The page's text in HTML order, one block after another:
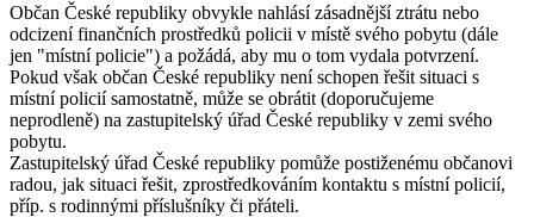
Občan České republiky obvykle nahlásí zásadnější ztrátu nebo
odcizení finančních prostředků policii v místě svého pobytu (dále
jen "místní policie") a požádá, aby mu o tom vydala potvrzení.
Pokud však občan České republiky není schopen řešit situaci s
místní policií samostatně, může se obrátit (doporučujeme
neprodleně) na zastupitelský úřad České republiky v zemi svého
pobytu.
Zastupitelský úřad České republiky pomůže postiženému občanovi
radou, jak situaci řešit, zprostředkováním kontaktu s místní policií,
příp. s rodinnými příslušníky či přáteli.